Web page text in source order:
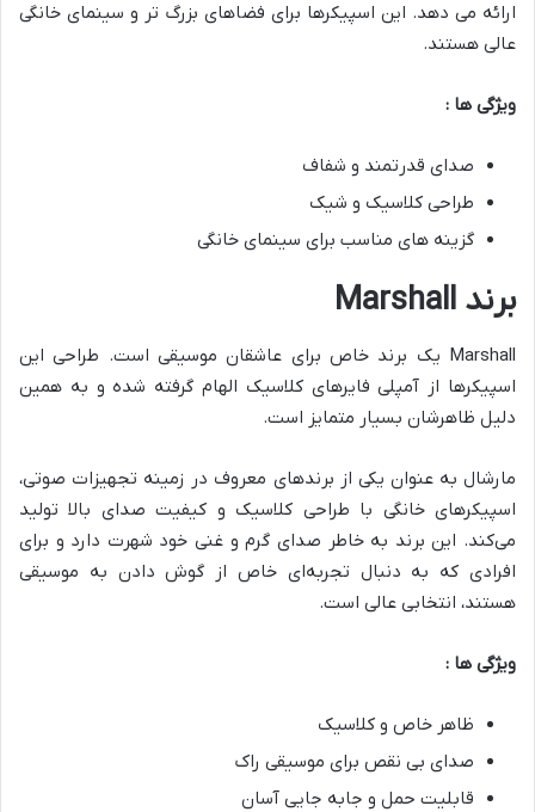
ارائه می دهد. این اسپیکرها برای فضاهای بزرگ تر و سینمای خانگی
عالی هستند.
ویژگی ها :
صدای قدرتمند و شفاف
طراحی کلاسیک و شیک
گزینه های مناسب برای سینمای خانگی
برند Marshall
Marshall یک برند خاص برای عاشقان موسیقی است. طراحی این
اسپیکرها از آمپلی فایرهای کلاسیک الهام گرفته شده و به همین
دلیل ظاهرشان بسیار متمایز است.
مارشال به عنوان یکی از برندهای معروف در زمینه تجهیزات صوتی،
اسپیکرهای خانگی با طراحی کلاسیک و کیفیت صدای بالا تولید
می‌کند. این برند به خاطر صدای گرم و غنی خود شهرت دارد و برای
افرادی که به دنبال تجربه‌ای خاص از گوش دادن به موسیقی
هستند، انتخابی عالی است.
ویژگی ها :
ظاهر خاص و کلاسیک
صدای بی نقص برای موسیقی راک
قابلیت حمل و جابه جایی آسان